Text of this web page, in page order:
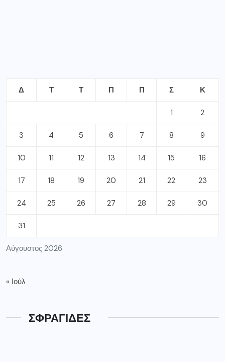
Αύγουστος 2026
Δ Τ Τ Π Π Σ Κ
1 2
3 4 5 6 7 8 9
10 11 12 13 14 15 16
17 18 19 20 21 22 23
24 25 26 27 28 29 30
31
« Ιούλ
ΣΦΡΑΓΙΔΕΣ